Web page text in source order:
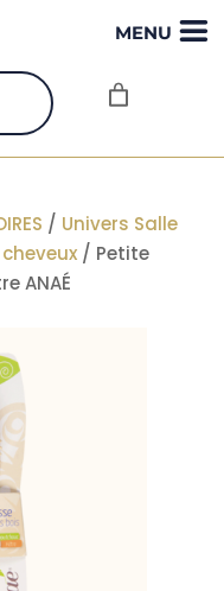
/ Univers Salle
/ Petite
ANAÉ
MENU